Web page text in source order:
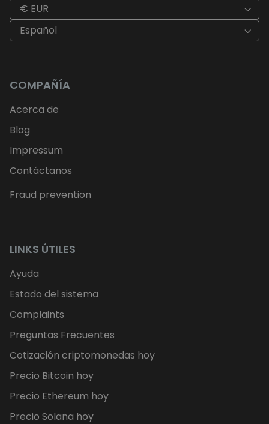
€ EUR
Español
COMPAÑÍA
Acerca de
Blog
Impressum
Contáctanos
Fraud prevention
LINKS ÚTILES
Ayuda
Estado del sistema
Complaints
Preguntas Frecuentes
Cotización criptomonedas hoy
Precio Bitcoin hoy
Precio Ethereum hoy
Precio Solana hoy